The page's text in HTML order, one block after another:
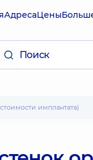
АдресаЦены
имплантата)